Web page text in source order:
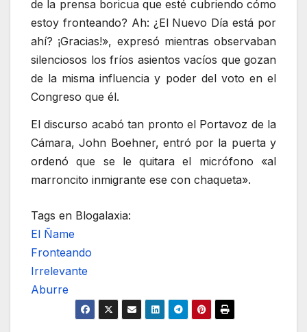
de la prensa boricua que esté cubriendo cómo
estoy fronteando? Ah: ¿El Nuevo Día está por
ahí? ¡Gracias!», expresó mientras observaban
silenciosos los fríos asientos vacíos que gozan
de la misma influencia y poder del voto en el
Congreso que él.
El discurso acabó tan pronto el Portavoz de la
Cámara, John Boehner, entró por la puerta y
ordenó que se le quitara el micrófono «al
marroncito inmigrante ese con chaqueta».
Tags en Blogalaxia:
El Ñame
Fronteando
Irrelevante
Aburre